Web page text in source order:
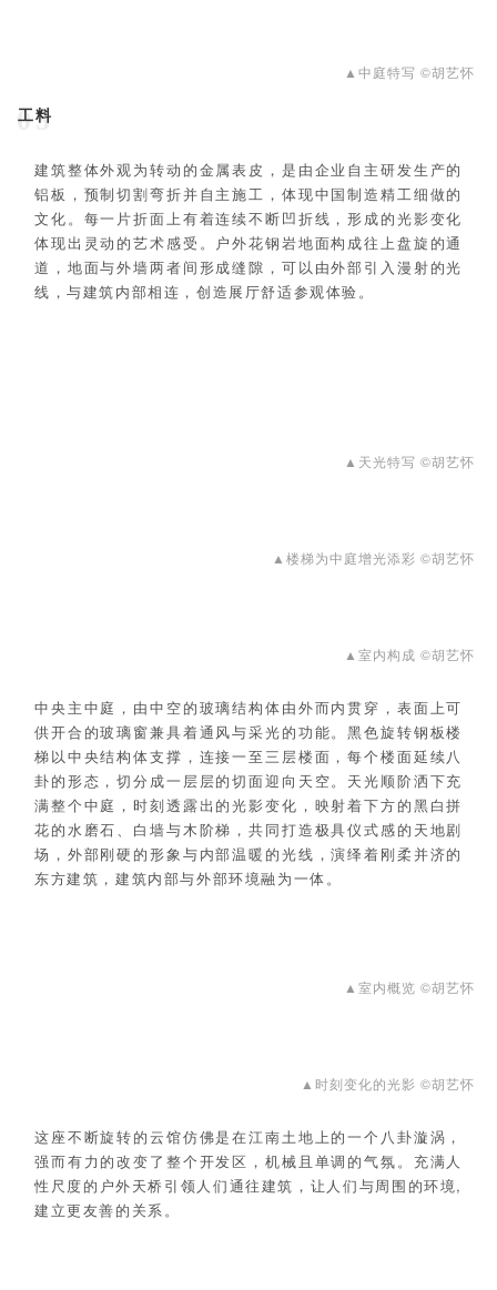
▲中庭特写 ©胡艺怀
05
工料
建筑整体外观为转动的金属表皮，是由企业自主研发生产的
铝板，预制切割弯折并自主施工，体现中国制造精工细做的
文化。每一片折面上有着连续不断凹折线，形成的光影变化
体现出灵动的艺术感受。户外花钢岩地面构成往上盘旋的通
道，地面与外墙两者间形成缝隙，可以由外部引入漫射的光
线，与建筑内部相连，创造展厅舒适参观体验。
▲天光特写 ©胡艺怀
▲楼梯为中庭增光添彩 ©胡艺怀
▲室内构成 ©胡艺怀
中央主中庭，由中空的玻璃结构体由外而内贯穿，表面上可
供开合的玻璃窗兼具着通风与采光的功能。黑色旋转钢板楼
梯以中央结构体支撑，连接一至三层楼面，每个楼面延续八
卦的形态，切分成一层层的切面迎向天空。天光顺阶洒下充
满整个中庭，时刻透露出的光影变化，映射着下方的黑白拼
花的水磨石、白墙与木阶梯，共同打造极具仪式感的天地剧
场，外部刚硬的形象与内部温暖的光线，演绎着刚柔并济的
东方建筑，建筑内部与外部环境融为一体。
▲室内概览 ©胡艺怀
▲时刻变化的光影 ©胡艺怀
这座不断旋转的云馆仿佛是在江南土地上的一个八卦漩涡，
强而有力的改变了整个开发区，机械且单调的气氛。充满人
性尺度的户外天桥引领人们通往建筑，让人们与周围的环境,
建立更友善的关系。